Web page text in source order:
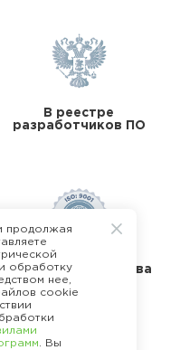
В реестре
разработчиков ПО
Стандарты качества
продолжая
и обработку
нее,
cookie
. Вы